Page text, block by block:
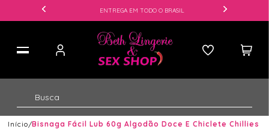
ENTREGA EM TODO O BRASIL
Início Bisnaga Fácil Lub 60g Algodão Doce E Chiclete Chillies